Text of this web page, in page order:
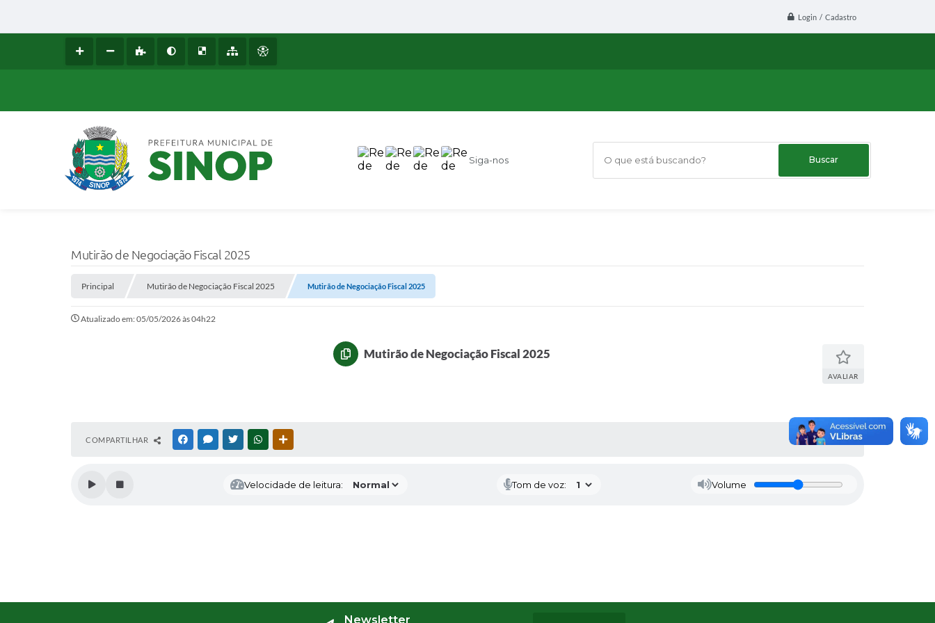
Login / Cadastro
Siga-nos O que está buscando?
Mutirão de Negociação Fiscal 2025
Principal Mutirão de Negociação Fiscal 2025 Mutirão de Negociação Fiscal 2025
Atualizado em: 05/05/2026 às 04h22
Mutirão de Negociação Fiscal 2025
AVALIAR
COMPARTILHAR FACEBOOKMESSENGER
TWITTERWHATSAPP
Velocidade de leitura: Tom de voz: Volume
Newsletter